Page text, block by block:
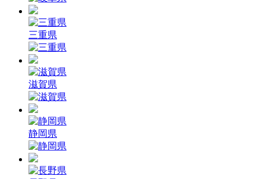
三重県
滋賀県
静岡県